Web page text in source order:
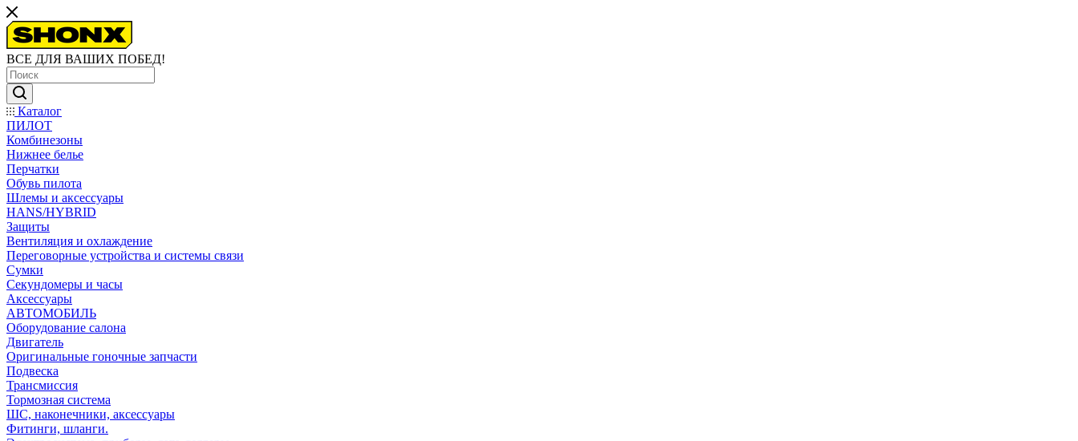
ВСЕ ДЛЯ ВАШИХ ПОБЕД!
Каталог
ПИЛОТ
Комбинезоны
Нижнее белье
Перчатки
Обувь пилота
Шлемы и аксессуары
HANS/HYBRID
Защиты
Вентиляция и охлаждение
Переговорные устройства и системы связи
Сумки
Секундомеры и часы
Аксессуары
АВТОМОБИЛЬ
Оборудование салона
Двигатель
Оригинальные гоночные запчасти
Подвеска
Трансмиссия
Тормозная система
ШС, наконечники, аксессуары
Фитинги, шланги.